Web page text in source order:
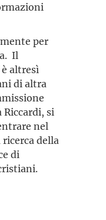
per
Il
altresì
di altra
si
nel
della
di